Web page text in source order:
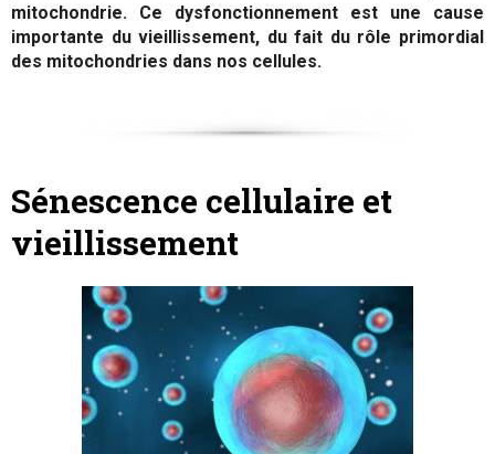
mitochondrie. Ce dysfonctionnement est une cause
importante du vieillissement, du fait du rôle primordial
des mitochondries dans nos cellules.
Sénescence cellulaire et
vieillissement